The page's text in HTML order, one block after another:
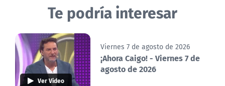
Te podría interesar
Ver Video
Viernes 7 de agosto de 2026
¡Ahora Caigo! - Viernes 7 de
agosto de 2026